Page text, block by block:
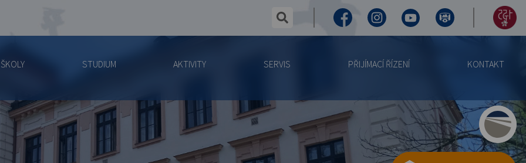
STUDIUM AKTIVITY SERVIS PŘIJÍMACÍ ŘÍZENÍ KONTAKT
hledaný text...
✕
FacebookInstagramYoutubeVirtuální
155
výročí